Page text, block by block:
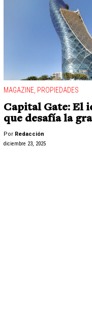
MAGAZINE, PROPIEDADES
Capital Gate: El
que desafía la
Por Redacción
diciembre 23, 2025